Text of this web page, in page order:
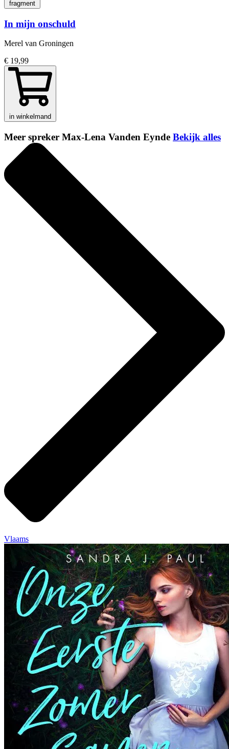
fragment
In mijn onschuld
Merel van Groningen
€ 19,99
in winkelmand
Meer spreker Max-Lena Vanden Eynde Bekijk alles
Vlaams